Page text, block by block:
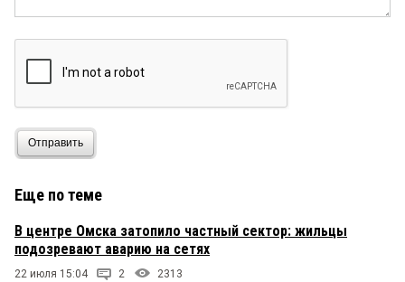
Отправить
Еще по теме
В центре Омска затопило частный сектор: жильцы
подозревают аварию на сетях
22 июля 15:04 2 2313